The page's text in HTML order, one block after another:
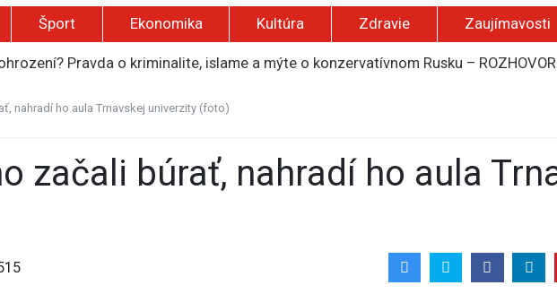
Šport Ekonomika Kultúra Zdravie Zaujímavosti
Pravda o kriminalite, islame a mýte o konzervatívnom Rusku – ROZHOVOR
miliónov eur na pomoc farmárom, ktorých postihla blokáda prístavov
nahradí ho aula Trnavskej univerzity (foto)